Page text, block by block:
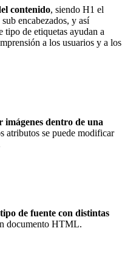
contenido, siendo H1 el
encabezados, y así
tipo de etiquetas ayudan a
a los usuarios y a los
imágenes dentro de una
atributos se puede modificar
de fuente con distintas
documento HTML.